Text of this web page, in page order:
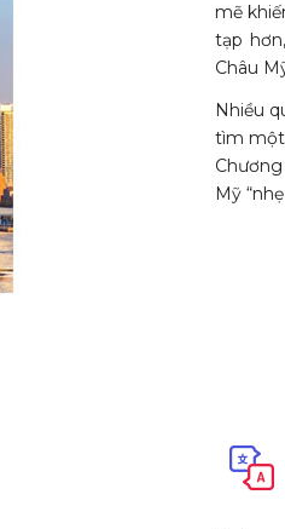
mẽ
tạp
Châu
Nhiều
tìm một
Mỹ